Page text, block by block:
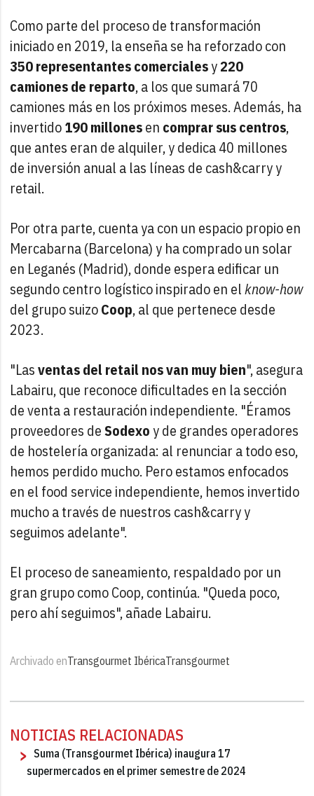
Como parte del proceso de transformación
iniciado en 2019, la enseña se ha reforzado con
350 representantes comercialesy220
camiones de reparto, a los que sumará 70
camiones más en los próximos meses. Además, ha
invertido190 millonesen comprar sus centros,
que antes eran de alquiler, y dedica 40 millones
de inversión anual a las líneas de cash&carry y
retail.
Por otra parte, cuenta ya con un espacio propio en
Mercabarna (Barcelona) y ha comprado un solar
en Leganés (Madrid), donde espera edificar un
segundo centro logístico inspirado en elknow-how
del grupo suizoCoop, al que pertenece desde
2023.
"Lasventas del retail nos van muy bien", asegura
Labairu, que reconoce dificultades en la sección
de venta a restauración independiente. "Éramos
proveedores deSodexoy de grandes operadores
de hostelería organizada: al renunciar a todo eso,
hemos perdido mucho. Pero estamos enfocados
en el food service independiente, hemos invertido
mucho a través de nuestros cash&carry y
seguimos adelante".
El proceso de saneamiento, respaldado por un
gran grupo como Coop, continúa. "Queda poco,
pero ahí seguimos", añade Labairu.
Archivado enTransgourmet IbéricaTransgourmet
NOTICIAS RELACIONADAS
Suma (Transgourmet Ibérica) inaugura 17
supermercados en el primer semestre de 2024